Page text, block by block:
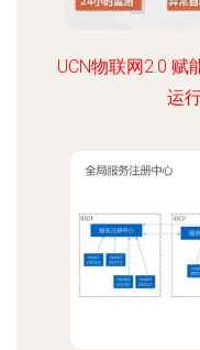
UCN物联网2.0 赋
运